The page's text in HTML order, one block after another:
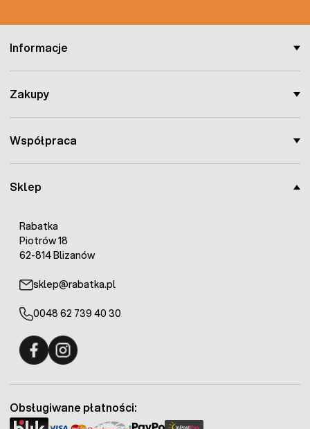
Sklep
Rabatka
Piotrów 18
62-814 Blizanów
sklep@rabatka.pl
0048 62 739 40 30
Informacje
Zakupy
Współpraca
Obsługiwane płatności: